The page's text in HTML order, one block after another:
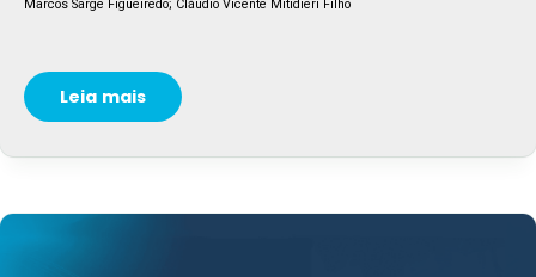
Marcos Sarge Figueiredo; Cláudio Vicente Mitidieri Filho
Leia mais